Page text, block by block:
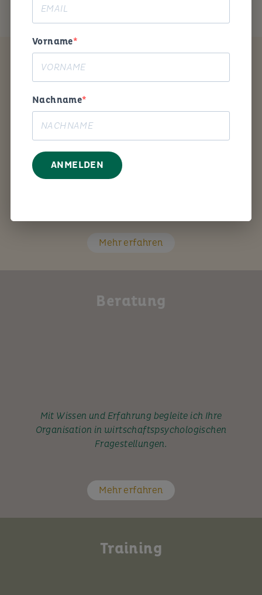
Mit den richtigen Fragen unterstütze ich Sie Schritt
Mehr erfahren
Beratung
Mit Wissen und Erfahrung begleite ich Ihre
Organisation in wirtschaftspsychologischen
Fragestellungen.
Mehr erfahren
Training
Vorname
Nachname
ANMELDEN